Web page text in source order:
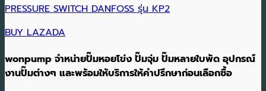
PRESSURE SWITCH DANFOSS รุ่น KP2
BUY LAZADA
wonpump จำหน่ายปั๊มหอยโข่ง ปั๊มจุ่ม ปั๊มหลายใบพัด อุปกรณ์
งานปั๊มต่างๆ และพร้อมให้บริการให้คำปรึกษาก่อนเลือกซื้อ